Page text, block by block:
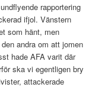
rapportering
ifjol. Vänstern
som hänt, men
andra om att jomen
hade AFA varit där
ska vi egentligen bry
attackerade